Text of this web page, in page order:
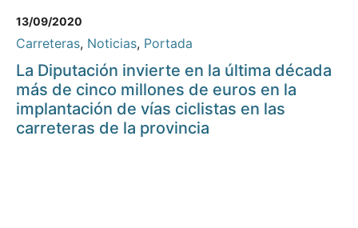
13/09/2020
Carreteras, Noticias, Portada
La Diputación invierte en la última década
más de cinco millones de euros en la
implantación de vías ciclistas en las
carreteras de la provincia